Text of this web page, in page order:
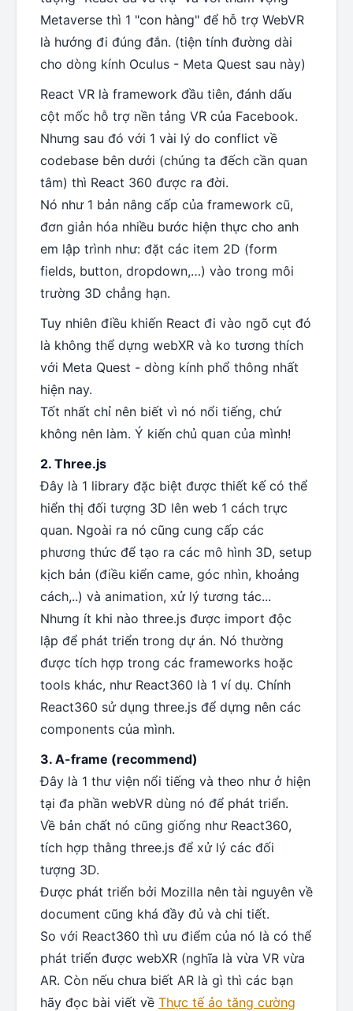
Metaverse thì 1 "con hàng" để hỗ trợ WebVR
là hướng đi đúng đắn. (tiện tính đường dài
cho dòng kính Oculus - Meta Quest sau này)
React VR là framework đầu tiên, đánh dấu
cột mốc hỗ trợ nền tảng VR của Facebook.
Nhưng sau đó với 1 vài lý do conflict về
codebase bên dưới (chúng ta đếch cần quan
tâm) thì React 360 được ra đời.
Nó như 1 bản nâng cấp của framework cũ,
đơn giản hóa nhiều bước hiện thực cho anh
em lập trình như: đặt các item 2D (form
fields, button, dropdown,…) vào trong môi
trường 3D chẳng hạn.
Tuy nhiên điều khiến React đi vào ngõ cụt đó
là không thể dựng webXR và ko tương thích
với Meta Quest - dòng kính phổ thông nhất
hiện nay.
Tốt nhất chỉ nên biết vì nó nổi tiếng, chứ
không nên làm. Ý kiến chủ quan của mình!
2. Three.js
Đây là 1 library đặc biệt được thiết kế có thể
hiển thị đối tượng 3D lên web 1 cách trực
quan. Ngoài ra nó cũng cung cấp các
phương thức để tạo ra các mô hình 3D, setup
kịch bản (điều kiển came, góc nhìn, khoảng
cách,..) và animation, xử lý tương tác...
Nhưng ít khi nào three.js được import độc
lập để phát triển trong dự án. Nó thường
được tích hợp trong các frameworks hoặc
tools khác, như React360 là 1 ví dụ. Chính
React360 sử dụng three.js để dựng nên các
components của mình.
3. A-frame (recommend)
Đây là 1 thư viện nổi tiếng và theo như ở hiện
tại đa phần webVR dùng nó để phát triển.
Về bản chất nó cũng giống như React360,
tích hợp thằng three.js để xử lý các đối
tượng 3D.
Được phát triển bởi Mozilla nên tài nguyên về
document cũng khá đầy đủ và chi tiết.
So với React360 thì ưu điểm của nó là có thể
phát triển được webXR (nghĩa là vừa VR vừa
AR. Còn nếu chưa biết AR là gì thì các bạn
hãy đọc bài viết về Thực tế ảo tăng cường